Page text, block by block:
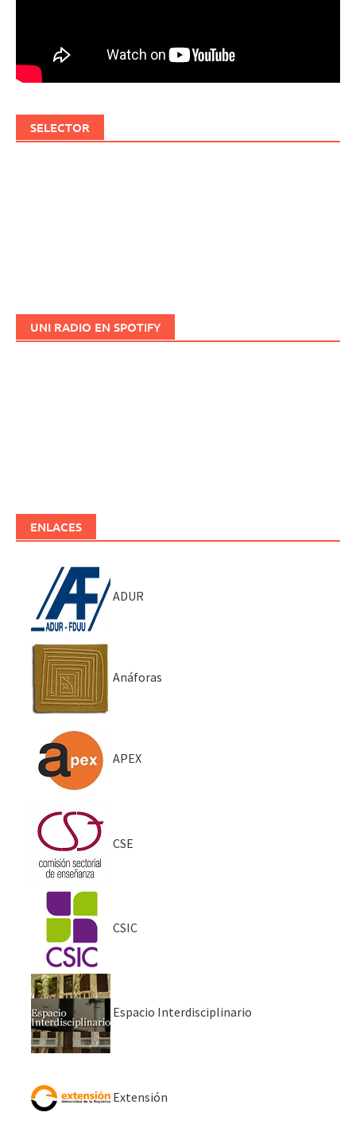
SELECTOR
UNI RADIO EN SPOTIFY
ENLACES
ADUR
Anáforas
APEX
CSE
CSIC
Espacio Interdisciplinario
Extensión